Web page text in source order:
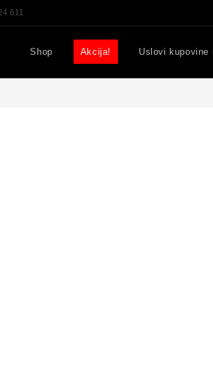
611
Shop Akcija! Uslovi kupovine